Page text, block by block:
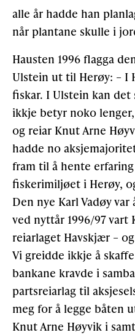
alle år hadde han
når plantane skulle i
Hausten 1996 flagga
Ulstein ut til Herøy: – I
fiskar. I Ulstein kan det
ikkje betyr noko
og reiar Knut Arne
hadde no
fram til å hente
fiskerimiljøet i Herøy,
Den nye Karl Vadøy
ved nyttår 1996/97 vart
reiarlaget Havskjær –
Vi greidde ikkje å
bankane kravde i
partsreiarlag til
meg for å legge båten
Knut Arne Høyvik i